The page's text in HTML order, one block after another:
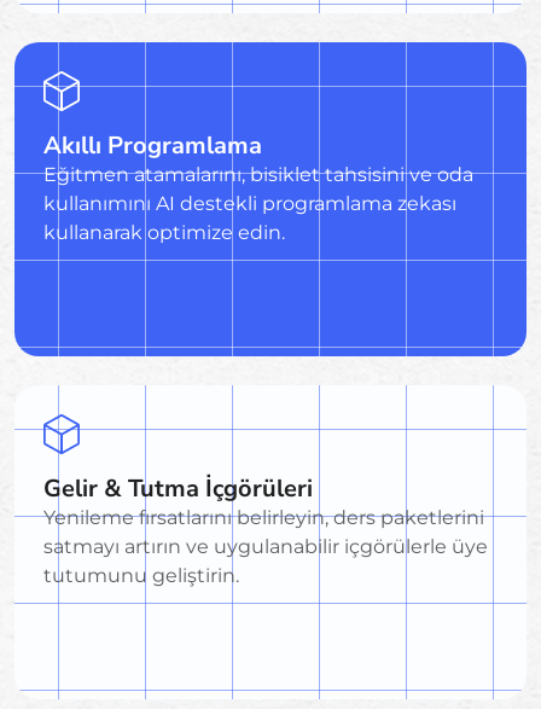
Akıllı Programlama
Eğitmen atamalarını, bisiklet tahsisini ve oda
kullanımını AI destekli programlama zekası
kullanarak optimize edin.
Gelir & Tutma İçgörüleri
Yenileme fırsatlarını belirleyin, ders paketlerini
satmayı artırın ve uygulanabilir içgörülerle üye
tutumunu geliştirin.